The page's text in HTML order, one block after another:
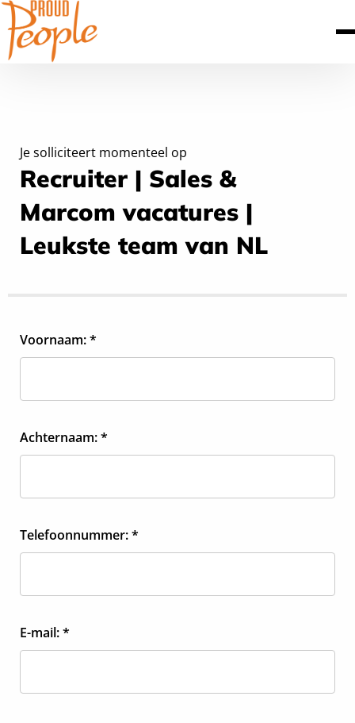
Je solliciteert momenteel op
Recruiter | Sales &
Marcom vacatures |
Leukste team van NL
Voornaam: *
Achternaam: *
Telefoonnummer: *
E-mail: *